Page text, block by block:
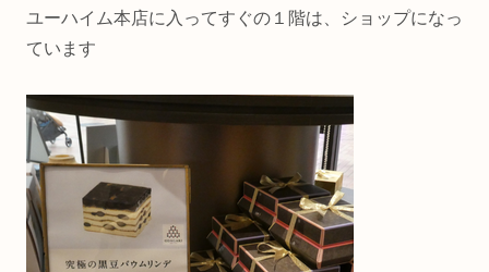
ユーハイム本店に入ってすぐの１階は、ショップになっ
ています